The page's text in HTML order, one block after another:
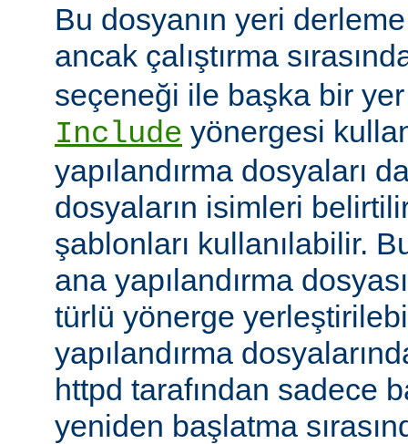
Bu dosyanın yeri
ancak çalıştırma
seçeneği ile başka bir
Include yönergesi
yapılandırma dosyaları
dosyaların isimleri
şablonları kullanılabilir.
ana yapılandırma
türlü yönerge
yapılandırma
httpd tarafından sadece
yeniden başlatma